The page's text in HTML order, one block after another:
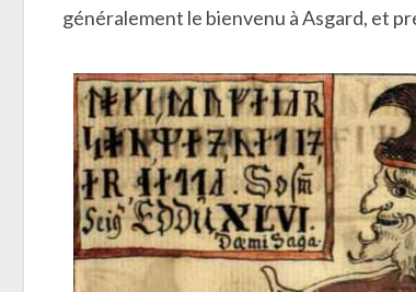
généralement le bienvenu à Asgard, et